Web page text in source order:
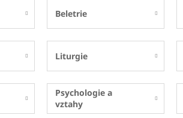
Beletrie
Liturgie
Psychologie a
vztahy